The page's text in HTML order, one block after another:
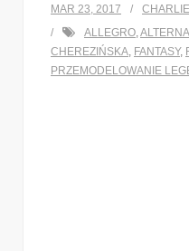
…
READ MORE
MAR 23, 2017
ALLEGRO,
CHEREZIŃSKA, FANTASY,
PRZEMODELOWANIE